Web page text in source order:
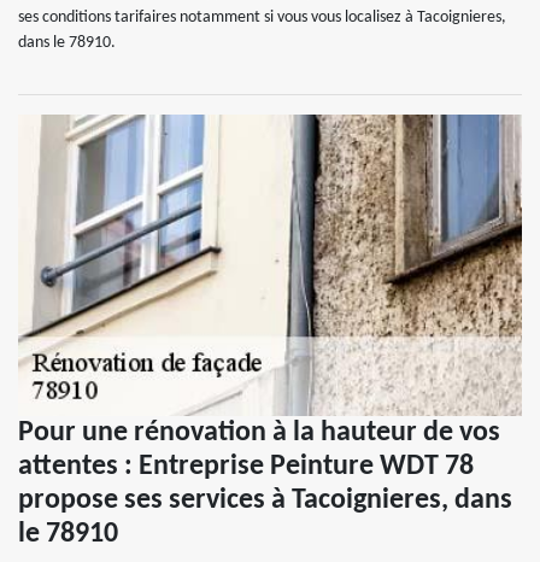
ses conditions tarifaires notamment si vous vous localisez à Tacoignieres,
dans le 78910.
Pour une rénovation à la hauteur de vos
attentes : Entreprise Peinture WDT 78
propose ses services à Tacoignieres, dans
le 78910